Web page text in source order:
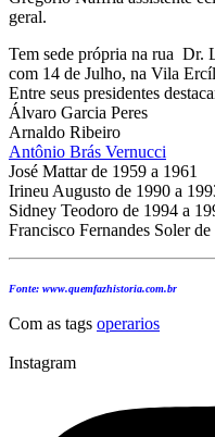
geral.
Tem sede própria na rua Dr.
com 14 de Julho, na Vila
Entre seus presidentes
Álvaro Garcia Peres
Arnaldo Ribeiro
Antônio Brás Vernucci
José Mattar de 1959 a 1961
Irineu Augusto de 1990 a
Sidney Teodoro de 1994 a
Francisco Fernandes Soler
Fonte: www.quemfazhistoria.com.br
Com as tags operarios
Instagram